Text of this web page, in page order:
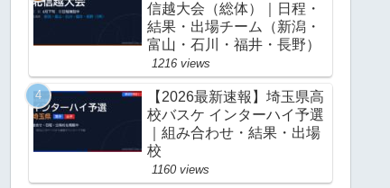
信越大会（総体）｜日程・
結果・出場チーム（新潟・
富山・石川・福井・長野）
1216 views
【2026最新速報】埼玉県高
校バスケ インターハイ予選
｜組み合わせ・結果・出場
校
1160 views